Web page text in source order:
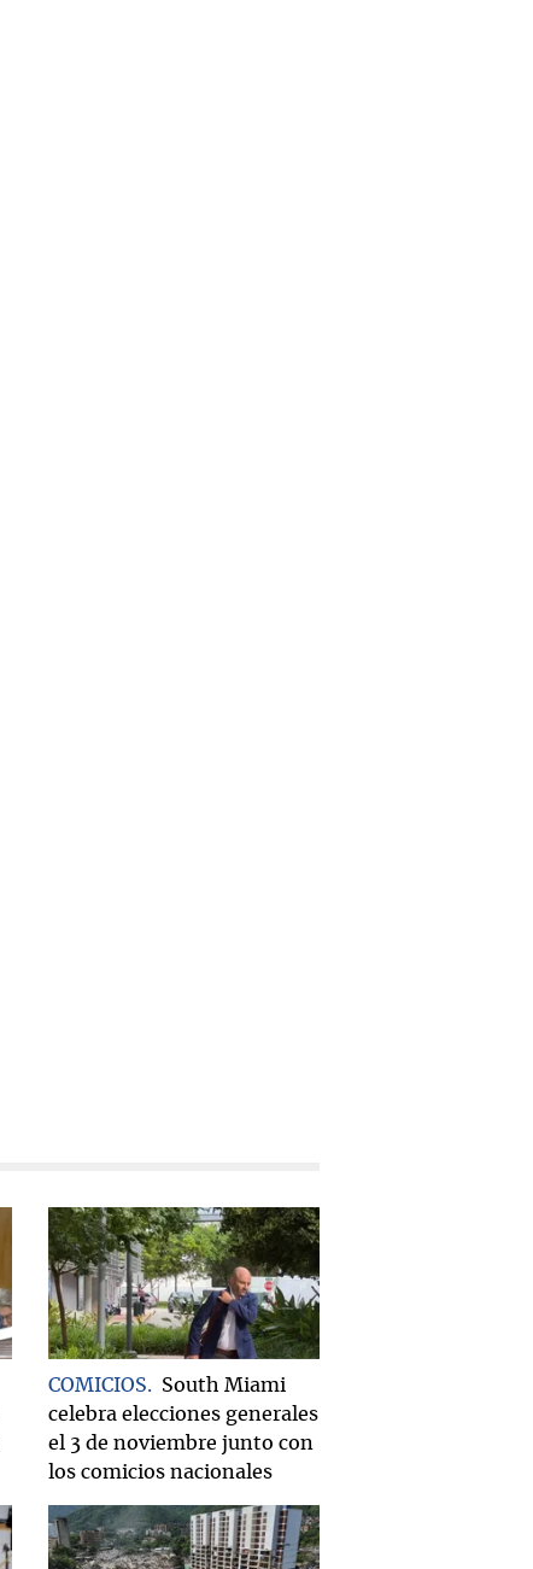
COMICIOS
South Miami
celebra elecciones generales
el 3 de noviembre junto con
los comicios nacionales